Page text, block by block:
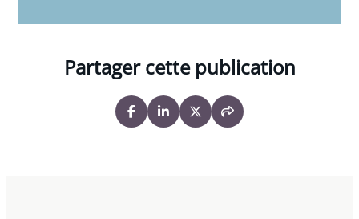
Partager cette publication